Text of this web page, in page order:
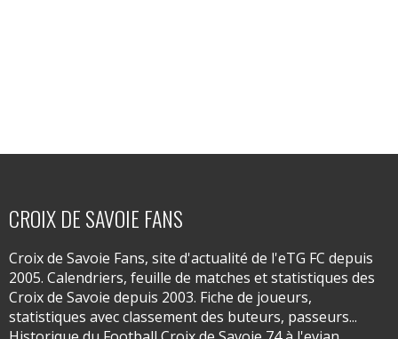
CROIX DE SAVOIE FANS
Croix de Savoie Fans, site d'actualité de l'eTG FC depuis
2005. Calendriers, feuille de matches et statistiques des
Croix de Savoie depuis 2003. Fiche de joueurs,
statistiques avec classement des buteurs, passeurs...